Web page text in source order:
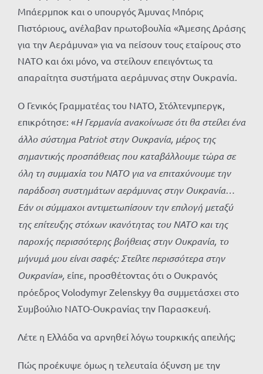
Μπάερμποκ και ο υπουργός Άμυνας Μπόρις
Πιστόριους, ανέλαβαν πρωτοβουλία «Άμεσης Δράσης
για την Αεράμυνα» για να πείσουν τους εταίρους στο
ΝΑΤΟ και όχι μόνο, να στείλουν επειγόντως τα
απαραίτητα συστήματα αεράμυνας στην Ουκρανία.
Ο Γενικός Γραμματέας του ΝΑΤΟ, Στόλτενμπεργκ,
επικρότησε: «Η Γερμανία ανακοίνωσε ότι θα στείλει ένα
άλλο σύστημα Patriot στην Ουκρανία, μέρος της
σημαντικής προσπάθειας που καταβάλλουμε τώρα σε
όλη τη συμμαχία του ΝΑΤΟ για να επιταχύνουμε την
παράδοση συστημάτων αεράμυνας στην Ουκρανία…
Εάν οι σύμμαχοι αντιμετωπίσουν την επιλογή μεταξύ
της επίτευξης στόχων ικανότητας του ΝΑΤΟ και της
παροχής περισσότερης βοήθειας στην Ουκρανία, το
μήνυμά μου είναι σαφές: Στείλτε περισσότερα στην
Ουκρανία», είπε, προσθέτοντας ότι ο Ουκρανός
πρόεδρος Volodymyr Zelenskyy θα συμμετάσχει στο
Συμβούλιο ΝΑΤΟ-Ουκρανίας την Παρασκευή.
Λέτε η Ελλάδα να αρνηθεί λόγω τουρκικής απειλής;
Πώς προέκυψε όμως η τελευταία όξυνση με την